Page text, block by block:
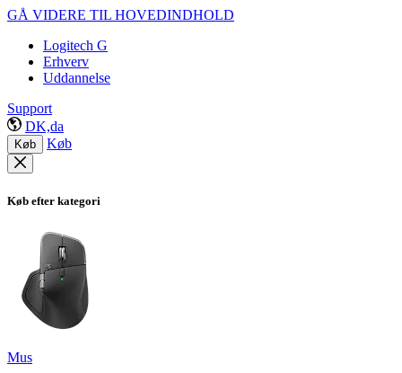
GÅ VIDERE TIL HOVEDINDHOLD
Logitech G
Erhverv
Uddannelse
Support
DK,da
Køb Køb
Køb efter kategori
Mus